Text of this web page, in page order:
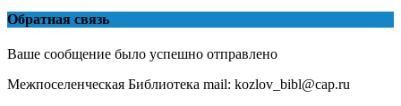
Обратная связь
Ваше сообщение было успешно отправлено
Межпоселенческая Библиотека mail: kozlov_bibl@cap.ru